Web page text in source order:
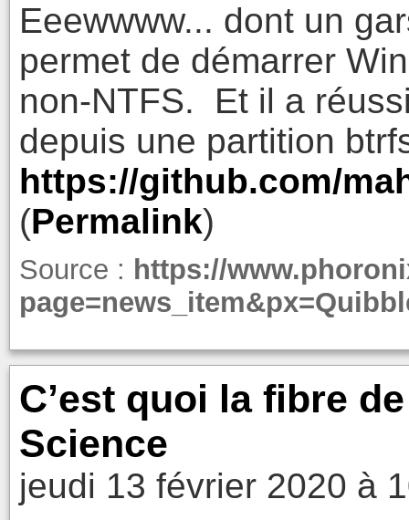
Eeewwww... dont un
permet de démarrer
non-NTFS. Et il a
depuis une partition
https://github.com/
(Permalink)
Source : https://
C’est quoi la fibre
Science
jeudi 13 février 2020 à